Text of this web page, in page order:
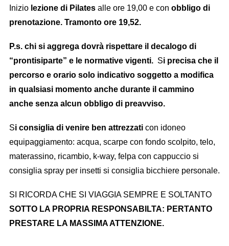
Inizio lezione di Pilates alle ore 19,00 e con obbligo di
prenotazione. Tramonto ore 19,52.
P.s. chi si aggrega dovrà rispettare il decalogo di
“prontisiparte” e le normative vigenti. Si precisa che il
percorso e orario solo indicativo soggetto a modifica
in qualsiasi momento anche durante il cammino
anche senza alcun obbligo di preavviso.
Si consiglia di venire ben attrezzaticon idoneo
equipaggiamento: acqua, scarpe con fondo scolpito, telo,
materassino, ricambio, k-way, felpa con cappuccio si
consiglia spray per insetti si consiglia bicchiere personale.
SI RICORDA CHE SI VIAGGIA SEMPRE E SOLTANTO
SOTTO LA PROPRIA RESPONSABILTA: PERTANTO
PRESTARE LA MASSIMA ATTENZIONE.